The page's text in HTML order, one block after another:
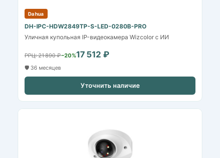
Dahua
DH-IPC-HDW2849TP-S-LED-0280B-PRO
Уличная купольная IP-видеокамера Wizcolor с ИИ
РРЦ: 21 890 ₽−20%17 512 ₽
🛡️ 36 месяцев
Уточнить наличие